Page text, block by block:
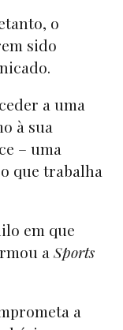
o
sido
a uma
à sua
– uma
que trabalha
em que
a Sports
a